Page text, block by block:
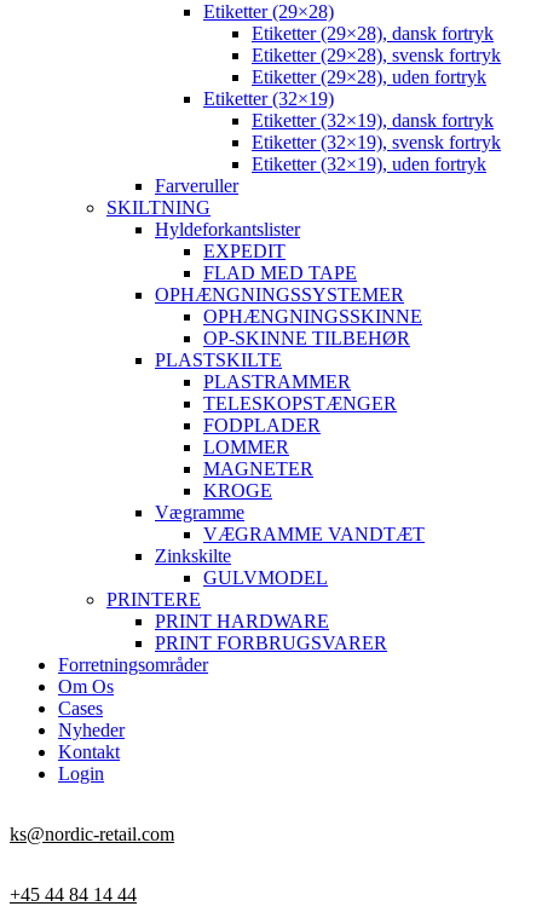
Etiketter (29×28)
Etiketter (29×28), dansk fortryk
Etiketter (29×28), svensk fortryk
Etiketter (29×28), uden fortryk
Etiketter (32×19)
Etiketter (32×19), dansk fortryk
Etiketter (32×19), svensk fortryk
Etiketter (32×19), uden fortryk
Farveruller
SKILTNING
Hyldeforkantslister
EXPEDIT
FLAD MED TAPE
OPHÆNGNINGSSYSTEMER
OPHÆNGNINGSSKINNE
OP-SKINNE TILBEHØR
PLASTSKILTE
PLASTRAMMER
TELESKOPSTÆNGER
FODPLADER
LOMMER
MAGNETER
KROGE
Vægramme
VÆGRAMME VANDTÆT
Zinkskilte
GULVMODEL
PRINTERE
PRINT HARDWARE
PRINT FORBRUGSVARER
Forretningsområder
Om Os
Cases
Nyheder
Kontakt
Login
ks@nordic-retail.com
+45 44 84 14 44